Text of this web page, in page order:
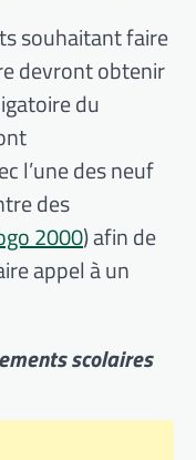
souhaitant faire
devront obtenir
du
l’une des neuf
des
2000) afin de
appel à un
scolaires